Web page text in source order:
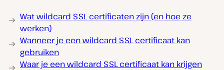
Wat wildcard SSL certificaten zijn (en hoe ze
werken)
Wanneer je een wildcard SSL certificaat kan
gebruiken
Waar je een wildcard SSL certificaat kan krijgen